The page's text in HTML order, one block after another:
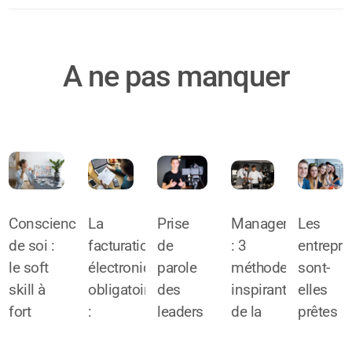
A ne pas manquer
Conscience
de soi :
le soft
skill à
fort
La
facturation
électronique
obligatoire
:
Prise
de
parole
des
leaders
Management
: 3
méthodes
inspirantes
de la
Les
sont-
elles
prêtes